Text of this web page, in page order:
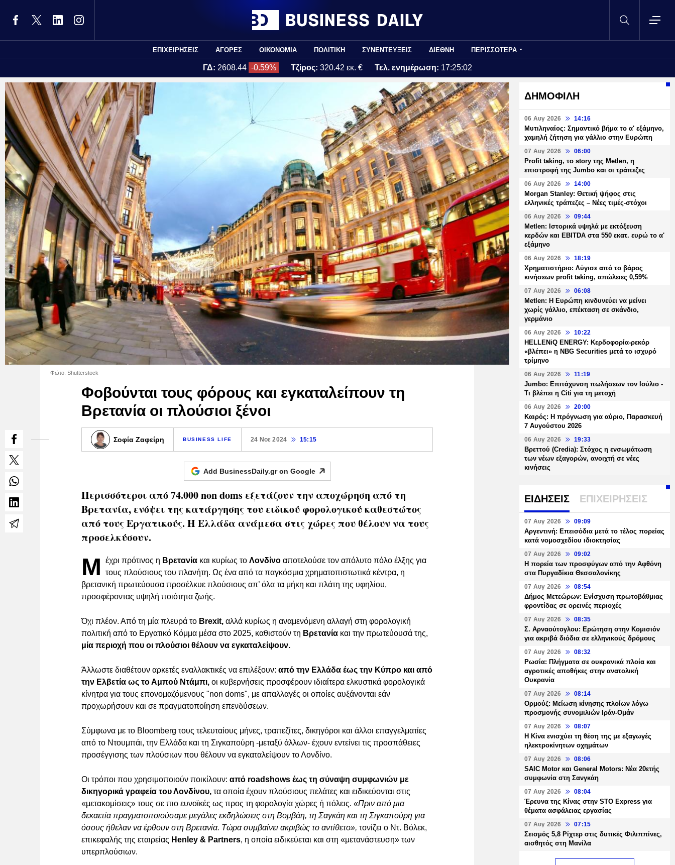
ΕΠΙΧΕΙΡΗΣΕΙΣ ΑΓΟΡΕΣ ΟΙΚΟΝΟΜΙΑ ΠΟΛΙΤΙΚΗ ΣΥΝΕΝΤΕΥΞΕΙΣ ΔΙΕΘΝΗ ΠΕΡΙΣΣΟΤΕΡΑ
ΓΔ: 2608.44 -0.59% Τζίρος: 320.42 εκ. € Τελ. ενημέρωση: 17:25:02
Φώτο: Shutterstock
Φοβούνται τους φόρους και εγκαταλείπουν τη
Βρετανία οι πλούσιοι ξένοι
Σοφία Ζαφείρη BUSINESS LIFE 24 Νοε 2024 15:15
Add BusinessDaily.gr on Google
Περισσότεροι από 74.000 non doms εξετάζουν την αποχώρηση από τη
Βρετανία, ενόψει της κατάργησης του ειδικού φορολογικού καθεστώτος
από τους Εργατικούς. Η Ελλάδα ανάμεσα στις χώρες που θέλουν να τους
προσελκύσουν.
Μ έχρι πρότινος η Βρετανία και κυρίως το Λονδίνο αποτελούσε τον απόλυτο πόλο έλξης για
τους πλούσιους του πλανήτη. Ως ένα από τα παγκόσμια χρηματοπιστωτικά κέντρα, η
βρετανική πρωτεύουσα προσέλκυε πλούσιους απ’ όλα τα μήκη και πλάτη της υφηλίου,
προσφέροντας υψηλή ποιότητα ζωής.
Όχι πλέον. Από τη μία πλευρά το Brexit, αλλά κυρίως η αναμενόμενη αλλαγή στη φορολογική
πολιτική από το Εργατικό Κόμμα μέσα στο 2025, καθιστούν τη Βρετανία και την πρωτεύουσά της,
μία περιοχή που οι πλούσιοι θέλουν να εγκαταλείψουν.
Άλλωστε διαθέτουν αρκετές εναλλακτικές να επιλέξουν: από την Ελλάδα έως την Κύπρο και από
την Ελβετία ως το Αμπού Ντάμπι, οι κυβερνήσεις προσφέρουν ιδιαίτερα ελκυστικά φορολογικά
κίνητρα για τους επονομαζόμενους "non doms", με απαλλαγές οι οποίες αυξάνονται εάν
προχωρήσουν και σε πραγματοποίηση επενδύσεων.
Σύμφωνα με το Bloomberg τους τελευταίους μήνες, τραπεζίτες, δικηγόροι και άλλοι επαγγελματίες
από το Ντουμπάι, την Ελλάδα και τη Σιγκαπούρη -μεταξύ άλλων- έχουν εντείνει τις προσπάθειες
προσέγγισης των πλούσιων που θέλουν να εγκαταλείψουν το Λονδίνο.
Οι τρόποι που χρησιμοποιούν ποικίλουν: από roadshows έως τη σύναψη συμφωνιών με
δικηγορικά γραφεία του Λονδίνου, τα οποία έχουν πλούσιους πελάτες και ειδικεύονται στις
«μετακομίσεις» τους σε πιο ευνοϊκές ως προς τη φορολογία χώρες ή πόλεις. «Πριν από μια
δεκαετία πραγματοποιούσαμε μεγάλες εκδηλώσεις στη Βομβάη, τη Σαγκάη και τη Σιγκαπούρη για
όσους ήθελαν να έρθουν στη Βρετανία. Τώρα συμβαίνει ακριβώς το αντίθετο», τονίζει ο Ντ. Βόλεκ,
επικεφαλής της εταιρείας Henley & Partners, η οποία ειδικεύεται και στη «μετανάστευση» των
υπερπλούσιων.
ΔΗΜΟΦΙΛΗ
06 Αυγ 2026 14:16
Μυτιληναίος: Σημαντικό βήμα το α' εξάμηνο,
χαμηλή ζήτηση για γάλλιο στην Ευρώπη
07 Αυγ 2026 06:00
Profit taking, το story της Metlen, η
επιστροφή της Jumbo και οι τράπεζες
06 Αυγ 2026 14:00
Morgan Stanley: Θετική ψήφος στις
ελληνικές τράπεζες – Νέες τιμές-στόχοι
06 Αυγ 2026 09:44
Metlen: Ιστορικά υψηλά με εκτόξευση
κερδών και EBITDA στα 550 εκατ. ευρώ το α'
εξάμηνο
06 Αυγ 2026 18:19
Χρηματιστήριο: Λύγισε από το βάρος
κινήσεων profit taking, απώλειες 0,59%
07 Αυγ 2026 06:08
Metlen: Η Ευρώπη κινδυνεύει να μείνει
χωρίς γάλλιο, επέκταση σε σκάνδιο,
γερμάνιο
06 Αυγ 2026 10:22
HELLENiQ ENERGY: Κερδοφορία-ρεκόρ
«βλέπει» η NBG Securities μετά το ισχυρό
τρίμηνο
06 Αυγ 2026 11:19
Jumbo: Επιτάχυνση πωλήσεων τον Ιούλιο -
Τι βλέπει η Citi για τη μετοχή
06 Αυγ 2026 20:00
Καιρός: Η πρόγνωση για αύριο, Παρασκευή
7 Αυγούστου 2026
06 Αυγ 2026 19:33
Βρεττού (Credia): Στόχος η ενσωμάτωση
των νέων εξαγορών, ανοιχτή σε νέες
κινήσεις
ΕΙΔΗΣΕΙΣ ΕΠΙΧΕΙΡΗΣΕΙΣ
07 Αυγ 2026 09:09
Αργεντινή: Επεισόδια μετά το τέλος πορείας
κατά νομοσχεδίου ιδιοκτησίας
07 Αυγ 2026 09:02
Η πορεία των προσφύγων από την Αφθόνη
στα Πυργαδίκια Θεσσαλονίκης
07 Αυγ 2026 08:54
Δήμος Μετεώρων: Ενίσχυση πρωτοβάθμιας
φροντίδας σε ορεινές περιοχές
07 Αυγ 2026 08:35
Σ. Αρναούτογλου: Ερώτηση στην Κομισιόν
για ακριβά διόδια σε ελληνικούς δρόμους
07 Αυγ 2026 08:32
Ρωσία: Πλήγματα σε ουκρανικά πλοία και
αγροτικές αποθήκες στην ανατολική
Ουκρανία
07 Αυγ 2026 08:14
Ορμούζ: Μείωση κίνησης πλοίων λόγω
προσμονής συνομιλιών Ιράν-Ομάν
07 Αυγ 2026 08:07
Η Κίνα ενισχύει τη θέση της με εξαγωγές
ηλεκτροκίνητων οχημάτων
07 Αυγ 2026 08:06
SAIC Motor και General Motors: Νέα 20ετής
συμφωνία στη Σανγκάη
07 Αυγ 2026 08:04
Έρευνα της Κίνας στην STO Express για
θέματα ασφάλειας εργασίας
07 Αυγ 2026 07:15
Σεισμός 5,8 Ρίχτερ στις δυτικές Φιλιππίνες,
αισθητός στη Μανίλα